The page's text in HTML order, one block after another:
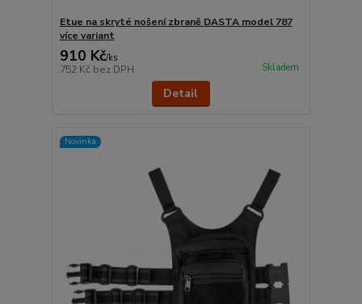
Etue na skryté nošení zbraně DASTA model 787
více variant
910 Kč/ks
752 Kč bez DPH Skladem
Detail
Novinka